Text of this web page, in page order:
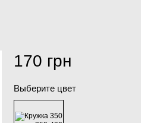
170 грн
Выберите цвет